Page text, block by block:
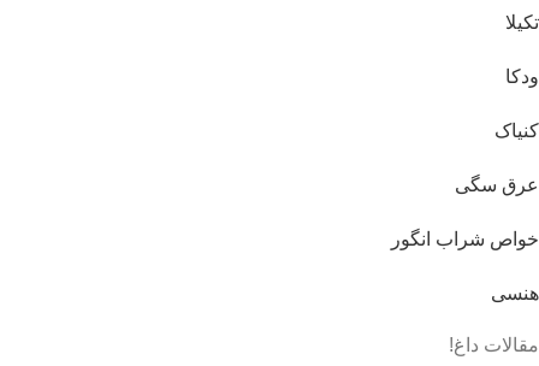
تکیلا
ودکا
کنیاک
عرق سگی
خواص شراب انگور
هنسی
مقالات داغ!